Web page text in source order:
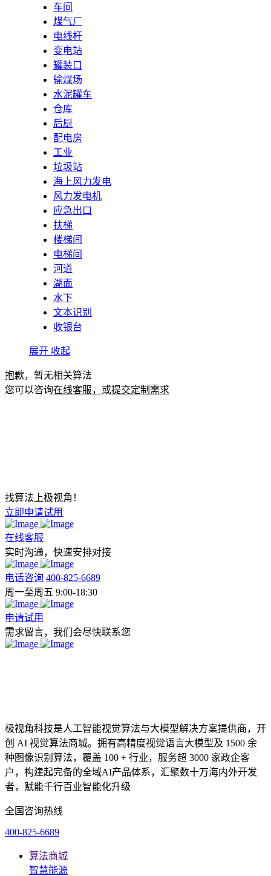
车间
煤气厂
电线杆
变电站
罐装口
输煤场
水泥罐车
仓库
后厨
配电房
工业
垃圾站
海上风力发电
风力发电机
应急出口
扶梯
楼梯间
电梯间
河道
湖面
水下
文本识别
收银台
展开 收起
抱歉，暂无相关算法
您可以咨询在线客服， 或提交定制需求
找算法上极视角！
立即申请试用
在线客服
实时沟通，快速安排对接
电话咨询 400-825-6689
周一至周五 9:00-18:30
申请试用
需求留言，我们会尽快联系您
极视角科技是人工智能视觉算法与大模型解决方案提供商，开
创 AI 视觉算法商城。拥有高精度视觉语言大模型及 1500 余
种图像识别算法，覆盖 100 + 行业，服务超 3000 家政企客
户，构建起完备的全域AI产品体系，汇聚数十万海内外开发
者，赋能千行百业智能化升级
全国咨询热线
400-825-6689
算法商城
智慧能源